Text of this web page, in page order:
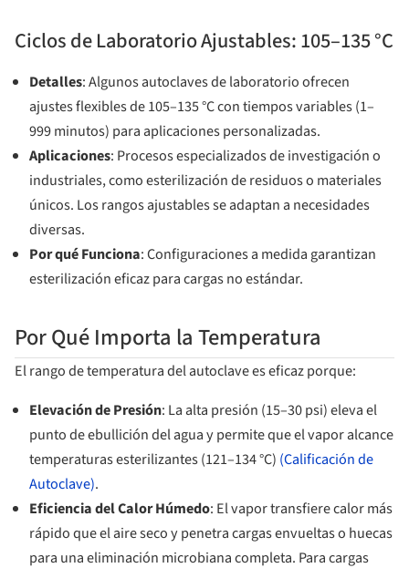
Ciclos de Laboratorio Ajustables: 105–135 °C
Detalles: Algunos autoclaves de laboratorio ofrecen
ajustes flexibles de 105–135 °C con tiempos variables (1–
999 minutos) para aplicaciones personalizadas.
Aplicaciones: Procesos especializados de investigación o
industriales, como esterilización de residuos o materiales
únicos. Los rangos ajustables se adaptan a necesidades
diversas.
Por qué Funciona: Configuraciones a medida garantizan
esterilización eficaz para cargas no estándar.
Por Qué Importa la Temperatura
El rango de temperatura del autoclave es eficaz porque:
Elevación de Presión: La alta presión (15–30 psi) eleva el
punto de ebullición del agua y permite que el vapor alcance
temperaturas esterilizantes (121–134 °C) (Calificación de
Autoclave).
Eficiencia del Calor Húmedo: El vapor transfiere calor más
rápido que el aire seco y penetra cargas envueltas o huecas
para una eliminación microbiana completa. Para cargas